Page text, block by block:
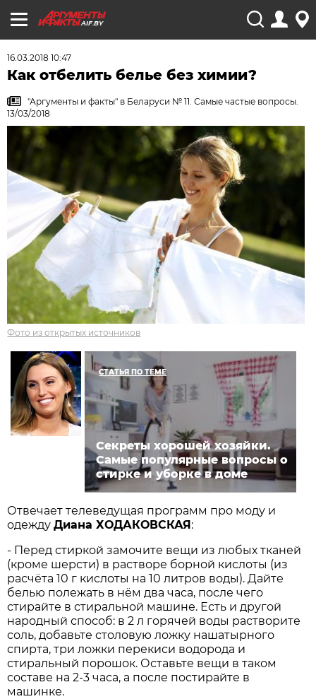
AIF.BY
16.03.2018 10:47
Как отбелить белье без химии?
"Аргументы и факты" в Беларуси № 11. Самые частые вопросы.
13/03/2018
Фото из открытых источников
СТАТЬЯ ПО ТЕМЕ
Секреты хорошей хозяйки.
Самые популярные вопросы о
стирке и уборке в доме
Отвечает телеведущая программ про моду и
одеждуДиана ХОДАКОВСКАЯ:
- Перед стиркой замочите вещи из любых тканей
(кроме шерсти) в растворе борной кислоты (из
расчёта 10 г кислоты на 10 литров воды). Дайте
белью полежать в нём два часа, после чего
стирайте в стиральной машине. Есть и другой
народный способ: в 2 л горячей воды растворите
соль, добавьте столовую ложку нашатырного
спирта, три ложки перекиси водорода и
стиральный порошок. Оставьте вещи в таком
составе на 2-3 часа, а после постирайте в
машинке.